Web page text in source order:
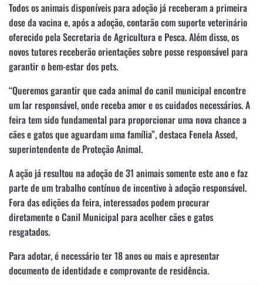
Todos os animais disponíveis para adoção já receberam a primeira
dose da vacina e, após a adoção, contarão com suporte veterinário
oferecido pela Secretaria de Agricultura e Pesca. Além disso, os
novos tutores receberão orientações sobre posse responsável para
garantir o bem-estar dos pets.
“Queremos garantir que cada animal do canil municipal encontre
um lar responsável, onde receba amor e os cuidados necessários. A
feira tem sido fundamental para proporcionar uma nova chance a
cães e gatos que aguardam uma família”, destaca Fenela Assed,
superintendente de Proteção Animal.
A ação já resultou na adoção de 31 animais somente este ano e faz
parte de um trabalho contínuo de incentivo à adoção responsável.
Fora das edições da feira, interessados podem procurar
diretamente o Canil Municipal para acolher cães e gatos
resgatados.
Para adotar, é necessário ter 18 anos ou mais e apresentar
documento de identidade e comprovante de residência.